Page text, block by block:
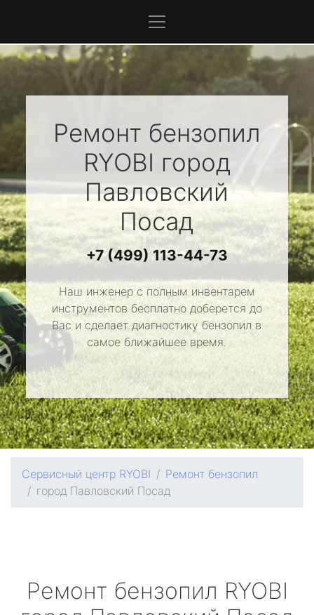
Ремонт бензопил
RYOBI город
Павловский
Посад
+7 (499) 113-44-73
Наш инженер с полным инвентарем
инструментов бесплатно доберется до
Вас и сделает диагностику бензопил в
самое ближайшее время.
Сервисный центр RYOBI
Ремонт бензопил
город Павловский Посад
Ремонт бензопил RYOBI